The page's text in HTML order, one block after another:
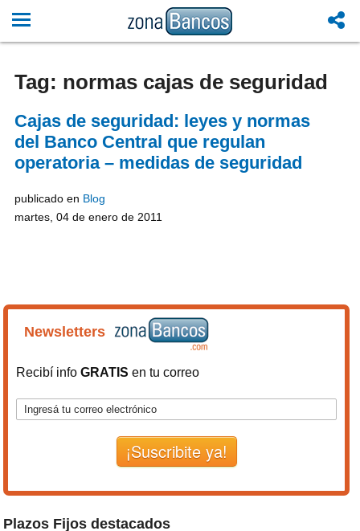
Tag: normas cajas de seguridad
Cajas de seguridad: leyes y normas
del Banco Central que regulan
operatoria – medidas de seguridad
publicado en Blog
martes, 04 de enero de 2011
Newsletters
Recibí infoGRATIS en tu correo
¡Suscribite ya!
Plazos Fijos destacados